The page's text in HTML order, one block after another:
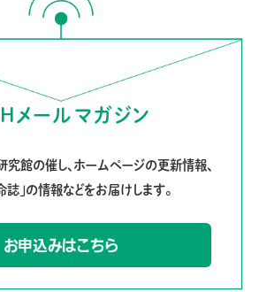
メールマガジン
究館の催し、ホームページの更新情報、
誌」の情報などをお届けします。
お申込みはこちら